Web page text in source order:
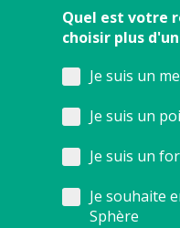
Quel est votre
choisir plus
Je suis un
Je suis un
Je suis un
Je souhaite
Sphère